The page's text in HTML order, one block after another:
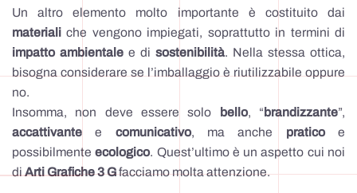
Un altro elemento molto importante è costituito dai
materiali che vengono impiegati, soprattutto in termini di
impatto ambientale e di sostenibilità. Nella stessa ottica,
bisogna considerare se l’imballaggio è riutilizzabile oppure
no.
Insomma, non deve essere solo
bello, “ brandizzante”,
accattivante e comunicativo, ma anche praticoe
possibilmenteecologico. Quest’ultimo è un aspetto cui noi
diArti Grafiche 3 Gfacciamo molta attenzione.